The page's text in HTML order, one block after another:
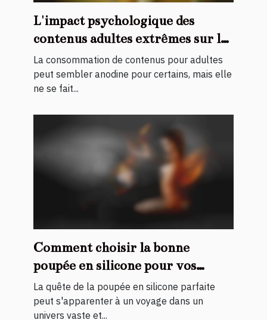
L'impact psychologique des
contenus adultes extrêmes sur les
spectateurs
La consommation de contenus pour adultes
peut sembler anodine pour certains, mais elle
ne se fait...
Comment choisir la bonne
poupée en silicone pour vos
besoins
La quête de la poupée en silicone parfaite
peut s'apparenter à un voyage dans un
univers vaste et...